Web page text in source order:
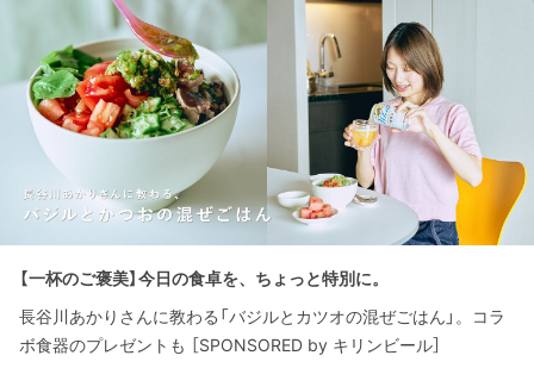
【一杯のご褒美】今日の食卓を、ちょっと特別に。
長谷川あかりさんに教わる「バジルとカツオの混ぜごはん」。コラ
ボ食器のプレゼントも ［SPONSORED by キリンビール］